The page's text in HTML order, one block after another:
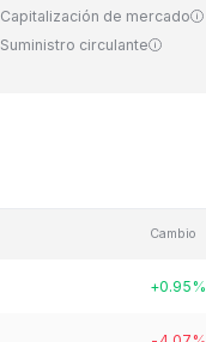
Capitalización de mercado
Suministro circulante
Cambio
+0.95%